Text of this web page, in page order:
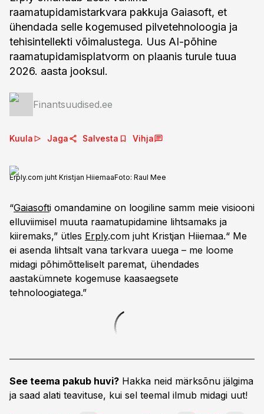
raamatupidamistarkvara pakkuja Gaiasoft, et
ühendada selle kogemused pilvetehnoloogia ja
tehisintellekti võimalustega. Uus AI-põhine
raamatupidamisplatvorm on plaanis turule tuua
2026. aasta jooksul.
Finantsuudised.ee
Kuula Jaga Salvesta Vihja
Erply.com juht Kristjan HiiemaaFoto: Raul Mee
“Gaiasofti omandamine on loogiline samm meie visiooni
elluviimisel muuta raamatupidamine lihtsamaks ja
kiiremaks,” ütles Erply.com juht Kristjan Hiiemaa.“ Me
ei asendа lihtsalt vana tarkvara uuega – me loome
midagi põhimõtteliselt paremat, ühendades
aastakümnete kogemuse kaasaegsete
tehnoloogiatega.”
See teema pakub huvi? Hakka neid märksõnu jälgima
ja saad alati teavituse, kui sel teemal ilmub midagi uut!